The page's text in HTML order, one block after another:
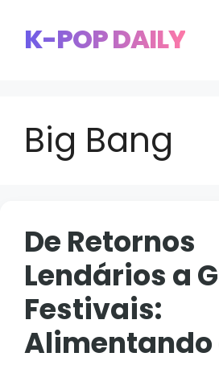
paraK-POP DAILY
Big Bang
De Retornos
Lendários a
Festivais:
Alimentando